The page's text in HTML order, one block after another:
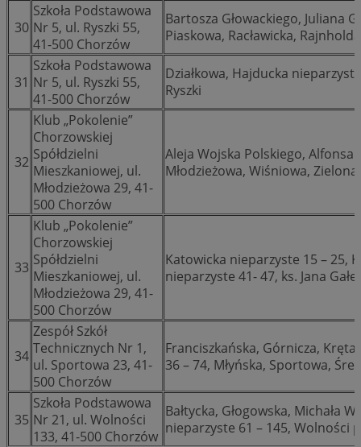
30
Szkoła Podstawowa
Nr 5, ul. Ryszki 55,
41-500 Chorzów
Bartosza Głowackiego, Juliana
Piaskowa, Racławicka,
31
Szkoła Podstawowa
Nr 5, ul. Ryszki 55,
41-500 Chorzów
Działkowa, Hajducka
Ryszki
32
Klub „Pokolenie”
Chorzowskiej
Spółdzielni
Mieszkaniowej, ul.
Młodzieżowa 29, 41-
500 Chorzów
Aleja Wojska Polskiego,
Młodzieżowa, Wiśniowa, Zielona
33
Klub „Pokolenie”
Chorzowskiej
Spółdzielni
Mieszkaniowej, ul.
Młodzieżowa 29, 41-
500 Chorzów
Katowicka nieparzyste 15 – 25,
nieparzyste 41- 47, ks. Jana
34
Zespół Szkół
Technicznych Nr 1,
ul. Sportowa 23, 41-
500 Chorzów
Franciszkańska, Górnicza, Kręta,
36 – 74, Młyńska, Sportowa,
35
Szkoła Podstawowa
Nr 21, ul. Wolności
133, 41-500 Chorzów
Bałtycka, Głogowska, Michała
nieparzyste 61 – 145, Wolności